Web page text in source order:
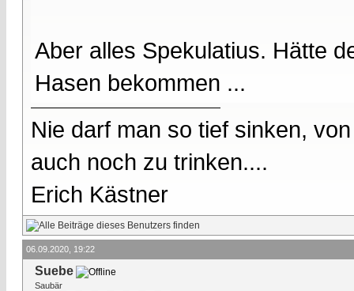
Aber alles Spekulatius. Hätte
Hasen bekommen ...
Nie darf man so tief sinken,
auch noch zu trinken....
Erich Kästner
06.09.2020, 19:22
Suebe
Saubär